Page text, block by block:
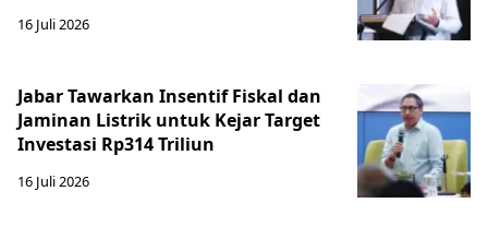
16 Juli 2026
Jabar Tawarkan Insentif Fiskal dan
Jaminan Listrik untuk Kejar Target
Investasi Rp314 Triliun
16 Juli 2026